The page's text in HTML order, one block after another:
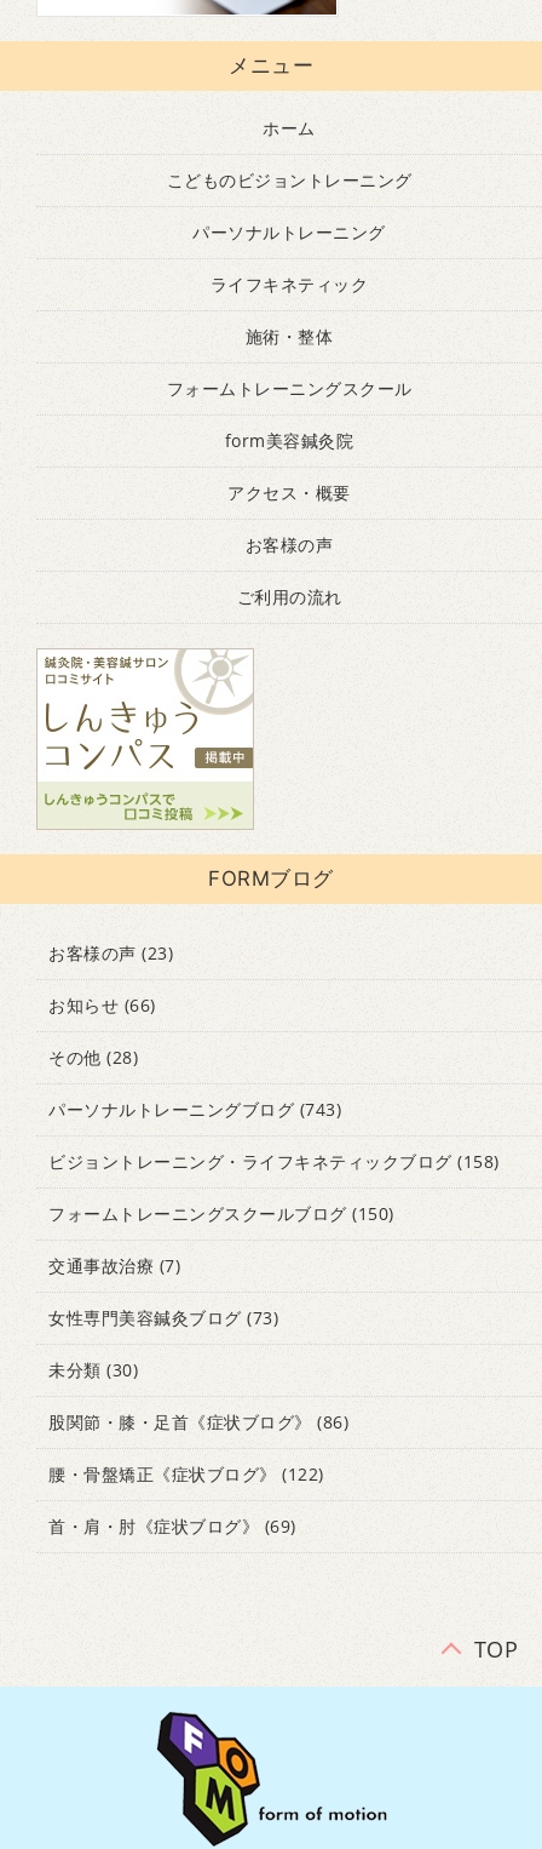
メニュー
ホーム
こどものビジョントレーニング
パーソナルトレーニング
ライフキネティック
施術・整体
フォームトレーニングスクール
form美容鍼灸院
アクセス・概要
お客様の声
ご利用の流れ
FORMブログ
お客様の声 (23)
お知らせ (66)
その他 (28)
パーソナルトレーニングブログ (743)
ビジョントレーニング・ライフキネティックブログ (158)
フォームトレーニングスクールブログ (150)
交通事故治療 (7)
女性専門美容鍼灸ブログ(73)
未分類 (30)
股関節・膝・足首《症状ブログ》 (86)
腰・骨盤矯正《症状ブログ》 (122)
首・肩・肘《症状ブログ》 (69)
TOP